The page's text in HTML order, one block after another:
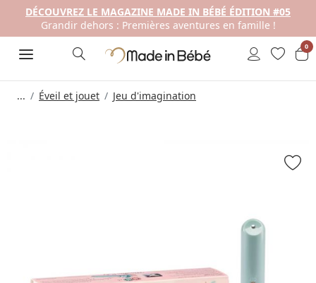
DÉCOUVREZ LE MAGAZINE MADE IN BÉBÉ ÉDITION #05
Grandir dehors : Premières aventures en famille !
0
... Éveil et jouet Jeu d'imagination